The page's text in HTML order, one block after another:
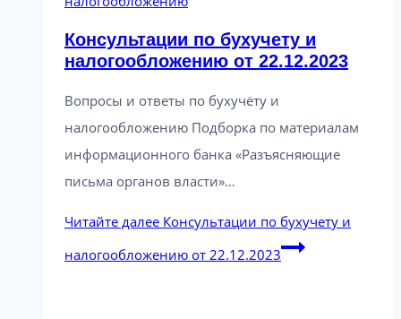
Консультации по бухучету и
налогообложению от 22.12.2023
Вопросы и ответы по бухучёту и
налогообложению Подборка по материалам
информационного банка «Разъясняющие
письма органов власти»…
Читайте далее Консультации по бухучету и
налогообложению от 22.12.2023